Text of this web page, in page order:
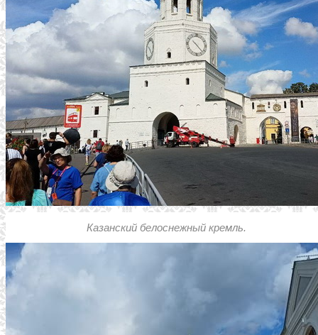
Казанский белоснежный кремль.